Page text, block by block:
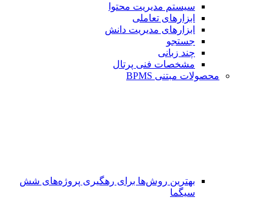
سیستم مدیریت محتوا
ابزارهای تعاملی
ابزارهای مدیریت دانش
جستجو
چند زبانی
مشخصات فنی پرتال
محصولات مبتنی BPMS
بهترین روش‌ها برای رهگیری پروژه‌های شش
سیگما